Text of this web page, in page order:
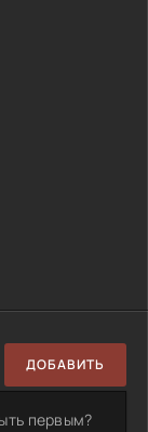
ДОБАВИТЬ
первым?